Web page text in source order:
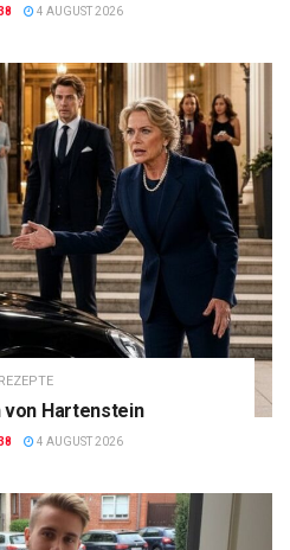
4 AUGUST 2026
REZEPTE
von Hartenstein
4 AUGUST 2026